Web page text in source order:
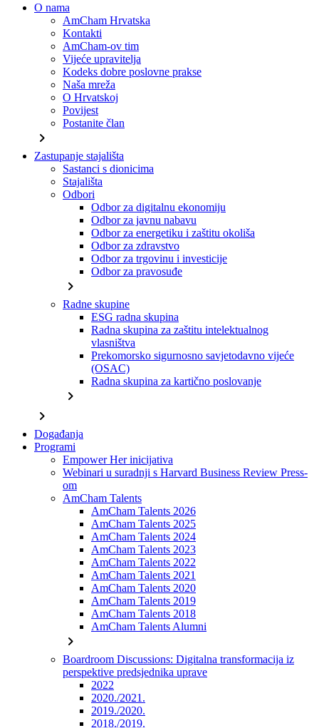
O nama
AmCham Hrvatska
Kontakti
AmCham-ov tim
Vijeće upravitelja
Kodeks dobre poslovne prakse
Naša mreža
O Hrvatskoj
Povijest
Postanite član
chevron_right
Zastupanje stajališta
Sastanci s dionicima
Stajališta
Odbori
Odbor za digitalnu ekonomiju
Odbor za javnu nabavu
Odbor za energetiku i zaštitu okoliša
Odbor za zdravstvo
Odbor za trgovinu i investicije
Odbor za pravosuđe
chevron_right
Radne skupine
ESG radna skupina
Radna skupina za zaštitu intelektualnog
vlasništva
Prekomorsko sigurnosno savjetodavno vijeće
(OSAC)
Radna skupina za kartično poslovanje
chevron_right
chevron_right
Događanja
Programi
Empower Her inicijativa
Webinari u suradnji s Harvard Business Review Press-
om
AmCham Talents
AmCham Talents 2026
AmCham Talents 2025
AmCham Talents 2024
AmCham Talents 2023
AmCham Talents 2022
AmCham Talents 2021
AmCham Talents 2020
AmCham Talents 2019
AmCham Talents 2018
AmCham Talents Alumni
chevron_right
Boardroom Discussions: Digitalna transformacija iz
perspektive predsjednika uprave
2022
2020./2021.
2019./2020.
2018./2019.